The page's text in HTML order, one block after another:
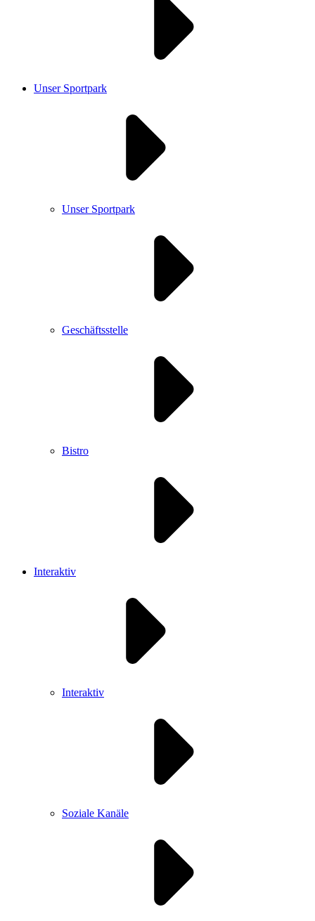
Unser Sportpark
Unser Sportpark
Geschäftsstelle
Bistro
Interaktiv
Interaktiv
Soziale Kanäle